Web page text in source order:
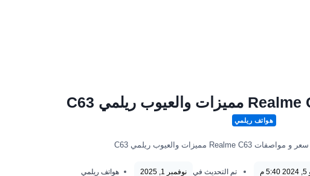
هواتف ريلمي
سعر و مواصفات Realme C63 مميزات والعيوب ريلمي C63
تم التحديث في نوفمبر 1, 2025 هواتف ريلمي